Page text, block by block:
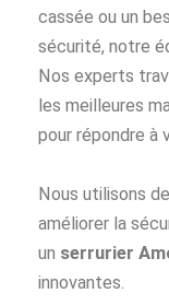
cassée ou un
sécurité, notre
Nos experts
les meilleures
pour répondre à
Nous utilisons
améliorer la
un serrurier
innovantes.